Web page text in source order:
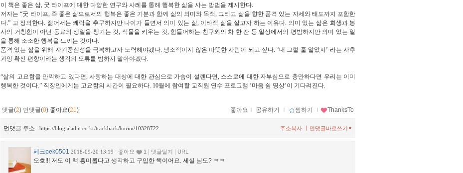
이 책은 좋은 삶, 굿 라이프에 대한 다양한 연구와 사례를 통해 행복한 삶을 사는 방법을 제시한다.
저자는“굿 라이프, 즉 좋은 삶으로서의 행복은 좋은 기분과 함께 삶의 의미와 목적, 그리고 삶을 향한 품격 있는 자세와 태도까지 포함한
다.” 고 정의한다. 젊어서는 쾌락을 추구하지만 나이가 들면서 의미 있는 삶, 이타적 삶을 살고자 하는 이유다. 의미 있는 삶은 희생과 봉
사의 거창함이 아닌 동료의 생일을 챙기는 것, 식물을 키우는 것, 힘들어하는 친구와의 차 한 잔 등 일상에서의 평범하지만 의미 있는 일
을 통해 소소한 행복을 느끼는 것이다.
품격 있는 삶을 위해 자기중심성을 극복하고자 노력해야겠다. 냉소적이지 않은 따뜻한 사람이 되고 싶다. ‘내 그럴 줄 알았지 ’ 라는 사후
과잉 확신 편향이라는 생각의 오류를 범하지 말아야겠다.
“삶의 고요함을 만끽하고 있다면,사랑하는 대상에 대한 관심으로 가슴이 설렌다면, 스스로에 대한 자부심으로 충만하다면 우리는 이미
행복한 것이다.” 직장인에게는 고요함의 시간이 필요하다. 10월에 참여할 교직원 연수 프로그램 ‘마음 쉼 명상’이 기다려진다.
댓글(2) 먼댓글(0) 좋아요(21) 좋아요 ｌ 공유하기 ｌ 찜하기 ｌ ThanksTo
먼댓글 주소 : https://blog.aladin.co.kr/trackback/borim/10328722 먼댓글바로쓰기
주소복사
페크pek0501 2018-09-20 13:19 좋아요 1 댓글달기 URL
오호!!! 저도 이 책 흥미롭다고 생각하고 구입한 책이어요. 세실 님도? ㅋㅋ